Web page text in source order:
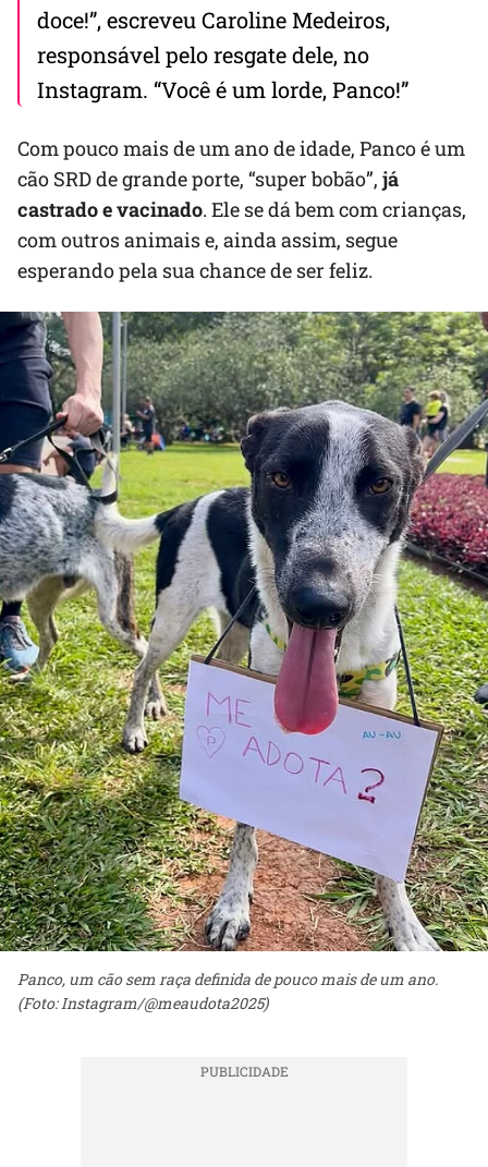
doce!”, escreveu Caroline Medeiros,
responsável pelo resgate dele, no
Instagram. “Você é um lorde, Panco!”
Com pouco mais de um ano de idade, Panco é um
cão SRD de grande porte, “super bobão”, já
castrado e vacinado. Ele se dá bem com crianças,
com outros animais e, ainda assim, segue
esperando pela sua chance de ser feliz.
Panco, um cão sem raça definida de pouco mais de um ano.
(Foto: Instagram/@meaudota2025)